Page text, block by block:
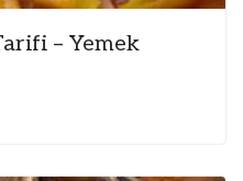
– Yemek